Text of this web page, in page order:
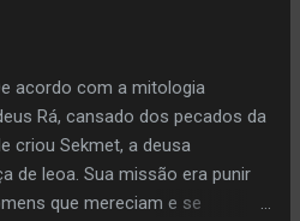
acordo com a mitologia
Rá, cansado dos pecados da
criou Sekmet, a deusa
de leoa. Sua missão era punir
que mereciam e se